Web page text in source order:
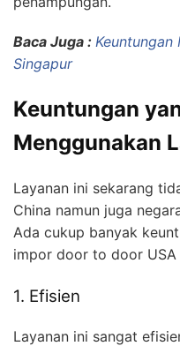
Baca Juga : Keuntungan
Singapur
Keuntungan
Menggunakan
Layanan ini sekarang
China namun juga
Ada cukup banyak
impor door to door
1. Efisien
Layanan ini sangat